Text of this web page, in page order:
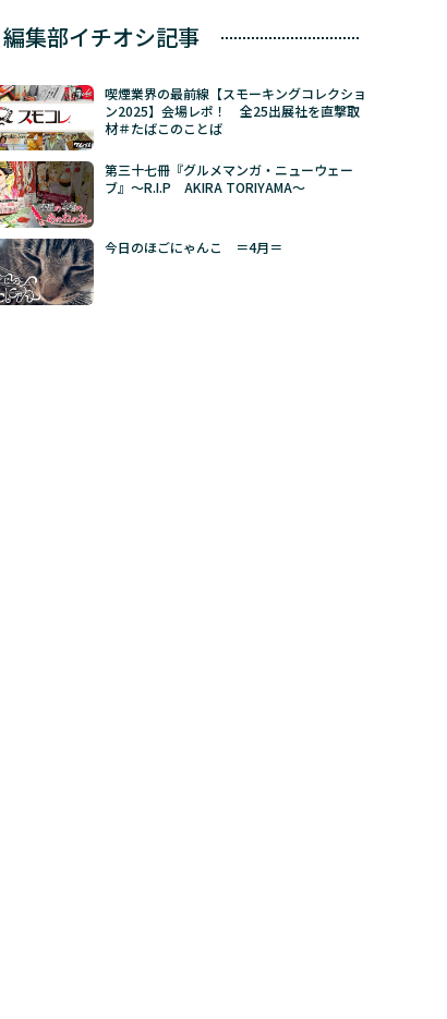
編集部イチオシ記事
喫煙業界の最前線【スモーキングコレクショ
ン2025】会場レポ！ 全25出展社を直撃取
材＃たばこのことば
第三十七冊『グルメマンガ・ニューウェー
ブ』～R.I.P AKIRA TORIYAMA～
今日のほごにゃんこ ＝4月＝